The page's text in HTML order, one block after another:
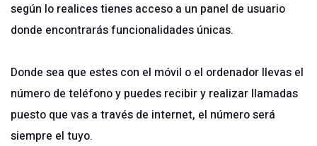
según lo realices tienes acceso a un panel de usuario
donde encontrarás funcionalidades únicas.
Donde sea que estes con el móvil o el ordenador llevas el
número de teléfono y puedes recibir y realizar llamadas
puesto que vas a través de internet, el número será
siempre el tuyo.